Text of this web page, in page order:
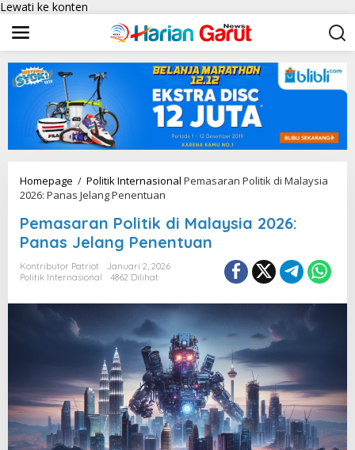
Lewati ke konten
Homepage / Politik Internasional Pemasaran Politik di Malaysia
2026: Panas Jelang Penentuan
Pemasaran Politik di Malaysia 2026:
Panas Jelang Penentuan
Kontributor Patriot
Januari 2, 2026
Politik Internasional
4862 Dilihat